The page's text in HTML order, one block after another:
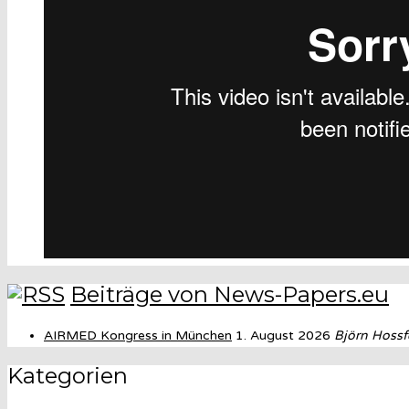
Beiträge von News-Papers.eu
AIRMED Kongress in München 1. August 2026 Björn
Kategorien